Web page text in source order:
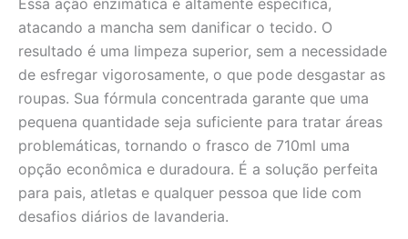
atacando a mancha sem danificar o tecido. O
resultado é uma limpeza superior, sem a necessidade
de esfregar vigorosamente, o que pode desgastar as
roupas. Sua fórmula concentrada garante que uma
pequena quantidade seja suficiente para tratar áreas
problemáticas, tornando o frasco de 710ml uma
opção econômica e duradoura. É a solução perfeita
para pais, atletas e qualquer pessoa que lide com
desafios diários de lavanderia.